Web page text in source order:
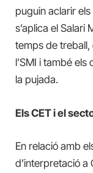
puguin aclarir
s’aplica el Salari
temps de treball,
l’SMI i també
la pujada.
Els CET i el
En relació amb
d’interpretació a